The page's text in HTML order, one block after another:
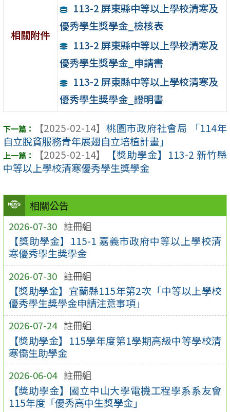
相關公告
2026-07-30 註冊組
【獎助學金】115-1 嘉義市政府中等以上學校清
寒優秀學生獎學金
2026-07-30 註冊組
【獎助學金】宜蘭縣115年第2次「中等以上學校
優秀學生獎學金申請注意事項」
2026-07-24 註冊組
【獎助學金】115學年度第1學期高級中等學校清
寒僑生助學金
2026-06-04 註冊組
【獎助學金】國立中山大學電機工程學系系友會
115年度「優秀高中生獎學金」
相關附件
113-2 屏東縣中等以上學校清寒及
優秀學生獎學金_檢核表
113-2 屏東縣中等以上學校清寒及
優秀學生獎學金_申請書
113-2 屏東縣中等以上學校清寒及
優秀學生獎學金_證明書
【2025-02-14】 桃園市政府社會局 「114年
自立脫貧服務青年展翅自立培植計畫」
【2025-02-14】
【獎助學金】113-2 新竹縣
中等以上學校清寒優秀學生獎學金